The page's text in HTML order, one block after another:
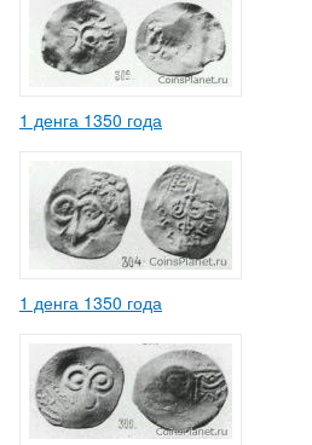
1 денга 1350 года
1 денга 1350 года